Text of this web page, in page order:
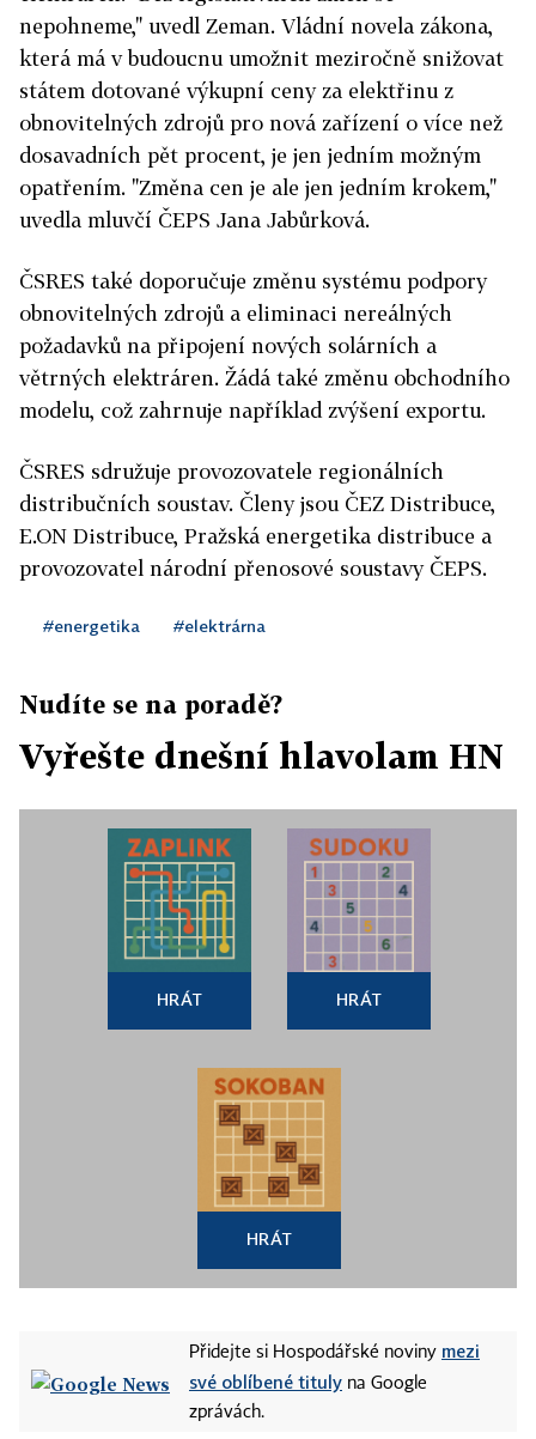
nepohneme," uvedl Zeman. Vládní novela zákona,
která má v budoucnu umožnit meziročně snižovat
státem dotované výkupní ceny za elektřinu z
obnovitelných zdrojů pro nová zařízení o více než
dosavadních pět procent, je jen jedním možným
opatřením. "Změna cen je ale jen jedním krokem,"
uvedla mluvčí ČEPS Jana Jabůrková.
ČSRES také doporučuje změnu systému podpory
obnovitelných zdrojů a eliminaci nereálných
požadavků na připojení nových solárních a
větrných elektráren. Žádá také změnu obchodního
modelu, což zahrnuje například zvýšení exportu.
ČSRES sdružuje provozovatele regionálních
distribučních soustav. Členy jsou ČEZ Distribuce,
E.ON Distribuce, Pražská energetika distribuce a
provozovatel národní přenosové soustavy ČEPS.
#energetika #elektrárna
Nudíte se na poradě?
Vyřešte dnešní hlavolam HN
HRÁT HRÁT
HRÁT
Přidejte si Hospodářské noviny mezi
své oblíbené tituly na Google
zprávách.